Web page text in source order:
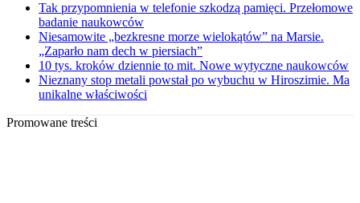
Tak przypomnienia w telefonie szkodzą pamięci. Przełomowe
badanie naukowców
Niesamowite „bezkresne morze wielokątów” na Marsie.
„Zaparło nam dech w piersiach”
10 tys. kroków dziennie to mit. Nowe wytyczne naukowców
Nieznany stop metali powstał po wybuchu w Hiroszimie. Ma
unikalne właściwości
Promowane treści